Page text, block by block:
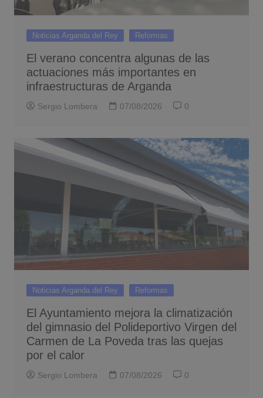
Noticias Arganda del Rey Reformas
El verano concentra algunas de las
actuaciones más importantes en
infraestructuras de Arganda
Sergio Lombera 07/08/2026 0
Noticias Arganda del Rey Reformas
El Ayuntamiento mejora la climatización
del gimnasio del Polideportivo Virgen del
Carmen de La Poveda tras las quejas
por el calor
Sergio Lombera 07/08/2026 0